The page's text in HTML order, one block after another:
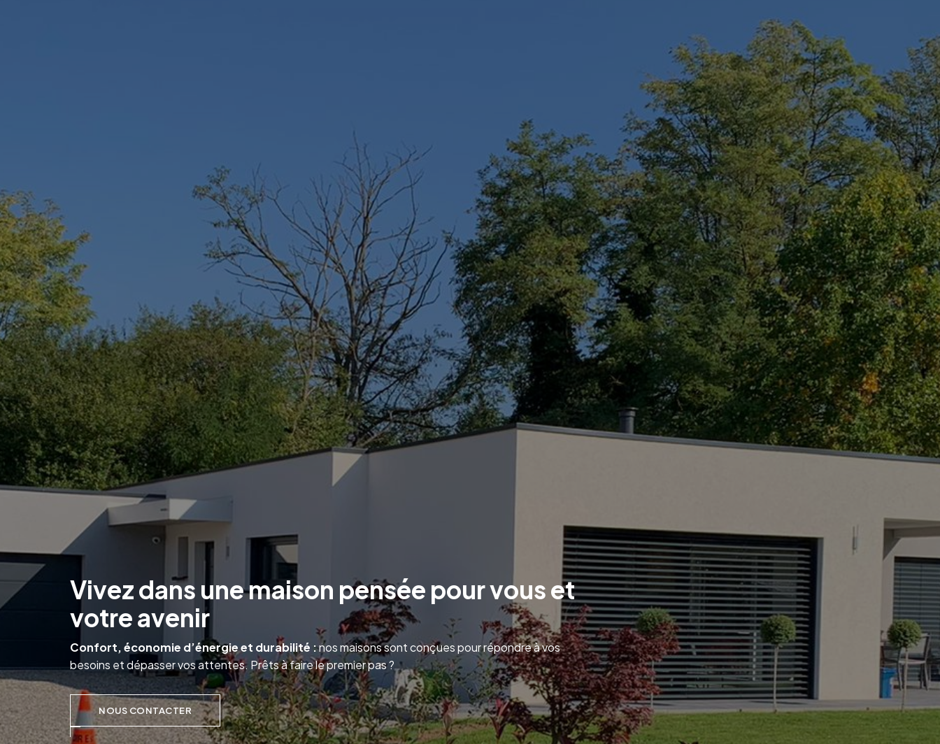
Vivez dans une maison pensée pour vous et
votre avenir
Confort, économie d’énergie et durabilité :nos maisons sont conçues pour répondre à vos
besoins et dépasser vos attentes. Prêts à faire le premier pas ?
NOUS CONTACTER